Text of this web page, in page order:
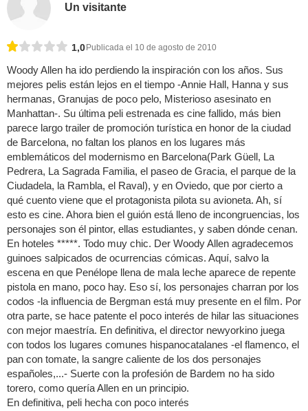
Un visitante
1,0 Publicada el 10 de agosto de 2010
Woody Allen ha ido perdiendo la inspiración con los años. Sus
mejores pelis están lejos en el tiempo -Annie Hall, Hanna y sus
hermanas, Granujas de poco pelo, Misterioso asesinato en
Manhattan-. Su última peli estrenada es cine fallido, más bien
parece largo trailer de promoción turística en honor de la ciudad
de Barcelona, no faltan los planos en los lugares más
emblemáticos del modernismo en Barcelona(Park Güell, La
Pedrera, La Sagrada Familia, el paseo de Gracia, el parque de la
Ciudadela, la Rambla, el Raval), y en Oviedo, que por cierto a
qué cuento viene que el protagonista pilota su avioneta. Ah, sí
esto es cine. Ahora bien el guión está lleno de incongruencias, los
personajes son él pintor, ellas estudiantes, y saben dónde cenan.
En hoteles *****. Todo muy chic. Der Woody Allen agradecemos
guinoes salpicados de ocurrencias cómicas. Aquí, salvo la
escena en que Penélope llena de mala leche aparece de repente
pistola en mano, poco hay. Eso sí, los personajes charran por los
codos -la influencia de Bergman está muy presente en el film. Por
otra parte, se hace patente el poco interés de hilar las situaciones
con mejor maestría. En definitiva, el director newyorkino juega
con todos los lugares comunes hispanocatalanes -el flamenco, el
pan con tomate, la sangre caliente de los dos personajes
españoles,...- Suerte con la profesión de Bardem no ha sido
torero, como quería Allen en un principio.
En definitiva, peli hecha con poco interés